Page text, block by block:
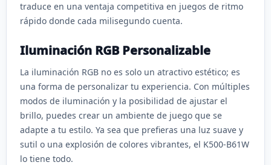
traduce en una ventaja competitiva en juegos de ritmo
rápido donde cada milisegundo cuenta.
Iluminación RGB Personalizable
La iluminación RGB no es solo un atractivo estético; es
una forma de personalizar tu experiencia. Con múltiples
modos de iluminación y la posibilidad de ajustar el
brillo, puedes crear un ambiente de juego que se
adapte a tu estilo. Ya sea que prefieras una luz suave y
sutil o una explosión de colores vibrantes, el K500-B61W
lo tiene todo.